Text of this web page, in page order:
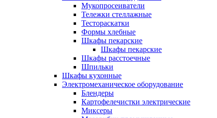
Мукопросеиватели
Тележки стеллажные
Тестораскатки
Формы хлебные
Шкафы пекарские
Шкафы пекарские
Шкафы расстоечные
Шпильки
Шкафы кухонные
Электромеханическое оборудование
Блендеры
Картофелечистки электрические
Миксеры